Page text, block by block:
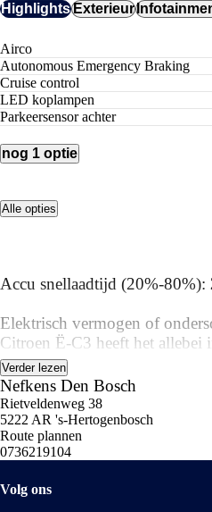
HighlightsExterieur
airco
Autonomous Emergency Braking
cruise control
LED koplampen
parkeersensor achter
nog 1 optie
Alle opties
Accu snellaadtijd (20%-80%):
Elektrisch vermogen of
Citroen Ë-C3 heeft het
acculading kan deze auto de
allemaal maken. Het opladen
openbare laadpaal of aan uw
auto uit 2025 heeft nauwelijks
van slechts 6023 kilometer.
koplampen, dakspoiler,
achterlichten ook tot de
Verder lezen
Nefkens Den Bosch
Rietveldenweg 38
5222 AR 's-Hertogenbosch
Route plannen
0736219104
Volg ons